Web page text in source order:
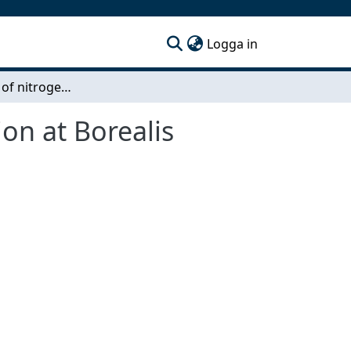
Logga in
Optimisation of nitrogen capacity and consumption at Borealis polyethylene plant
at Borealis